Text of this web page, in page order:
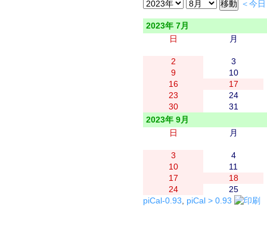
＜今
2023年 7月
日
月
2
3
9
10
16
17
23
24
30
31
2023年 9月
日
月
3
4
10
11
17
18
24
25
piCal-0.93, piCal > 0.93